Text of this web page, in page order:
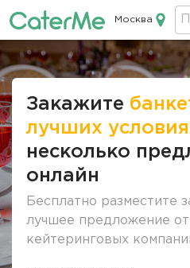
Москва
Строка
Закажите
лучших
несколько
онлайн
Бесплатно разместите
лучшее предложение
кейтеринговых